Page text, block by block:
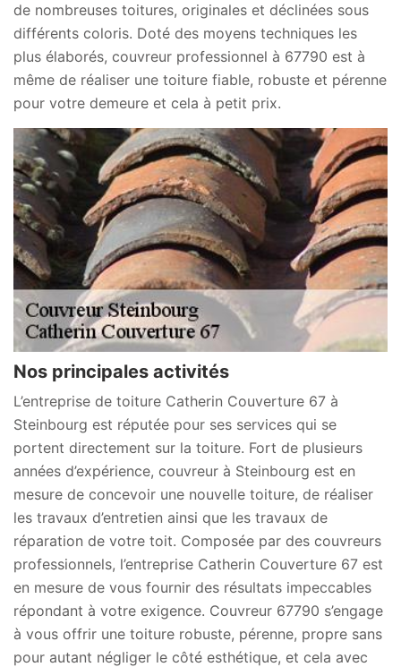
de nombreuses toitures, originales et déclinées sous
différents coloris. Doté des moyens techniques les
plus élaborés, couvreur professionnel à 67790 est à
même de réaliser une toiture fiable, robuste et pérenne
pour votre demeure et cela à petit prix.
Nos principales activités
L’entreprise de toiture Catherin Couverture 67 à
Steinbourg est réputée pour ses services qui se
portent directement sur la toiture. Fort de plusieurs
années d’expérience, couvreur à Steinbourg est en
mesure de concevoir une nouvelle toiture, de réaliser
les travaux d’entretien ainsi que les travaux de
réparation de votre toit. Composée par des couvreurs
professionnels, l’entreprise Catherin Couverture 67 est
en mesure de vous fournir des résultats impeccables
répondant à votre exigence. Couvreur 67790 s’engage
à vous offrir une toiture robuste, pérenne, propre sans
pour autant négliger le côté esthétique, et cela avec